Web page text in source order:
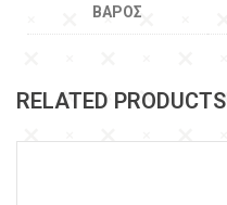
ΒΆΡΟΣ
RELATED PRODUCTS